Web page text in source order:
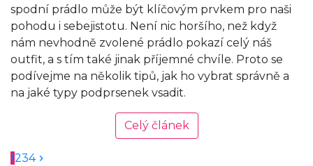
spodní prádlo může být klíčovým prvkem pro naši
pohodu i sebejistotu. Není nic horšího, než když
nám nevhodně zvolené prádlo pokazí celý náš
outfit, a s tím také jinak příjemné chvíle. Proto se
podívejme na několik tipů, jak ho vybrat správně a
na jaké typy podprsenek vsadit.
Celý článek
1234